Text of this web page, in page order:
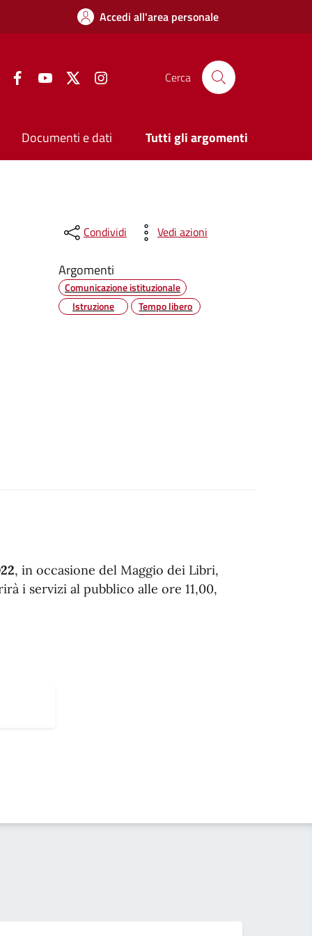
Accedi all'area personale
FacebookYouTube Twitter Cerca
Documenti e dati Tutti gli argomenti
Condividi Vedi azioni
Argomenti
Comunicazione istituzionale
Istruzione
Tempo libero
, in occasione del Maggio dei Libri,
i servizi al pubblico alle ore 11,00,